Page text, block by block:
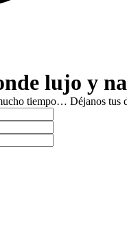
lujo y
tiempo… Déjanos tus